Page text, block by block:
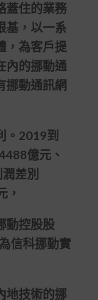
蓋住的業務
基，以一系
，為客戶提
內的挪動通
挪動通訊網
2019到
億元、
差別
，
控股股
信科挪動實
技術的挪